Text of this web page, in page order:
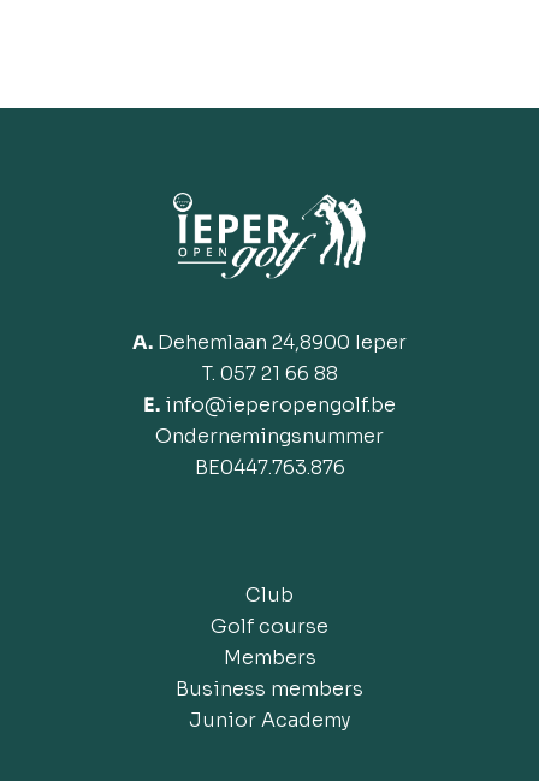
A. Dehemlaan 24,8900 Ieper
T. 057 21 66 88
E. info@ieperopengolf.be
Ondernemingsnummer
BE0447.763.876
Club
Golf course
Members
Business members
Junior Academy